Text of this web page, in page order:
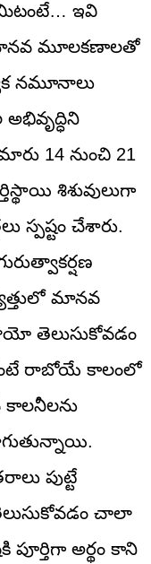
ఇవి
మూలకణాలతో
నమూనాలు
14 నుంచి 21
శిశువులుగా
స్పష్టం చేశారు.
మానవ
తెలుసుకోవడం
రాబోయే కాలంలో
కాలనీలను
పుట్టే
చాలా
పూర్తిగా అర్థం కాని